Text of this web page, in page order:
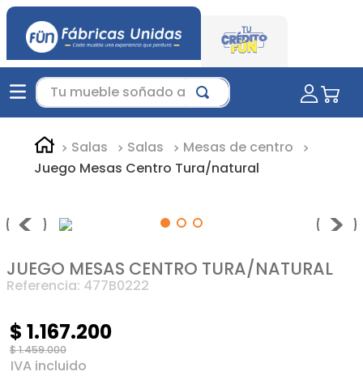
Tu mueble soñado aquí...
Salas Salas
Mesas de centro
Juego Mesas Centro Tura/natural
JUEGO MESAS CENTRO TURA/NATURAL
Referencia: 477B0222
$1.459.000
$ 1.167.200